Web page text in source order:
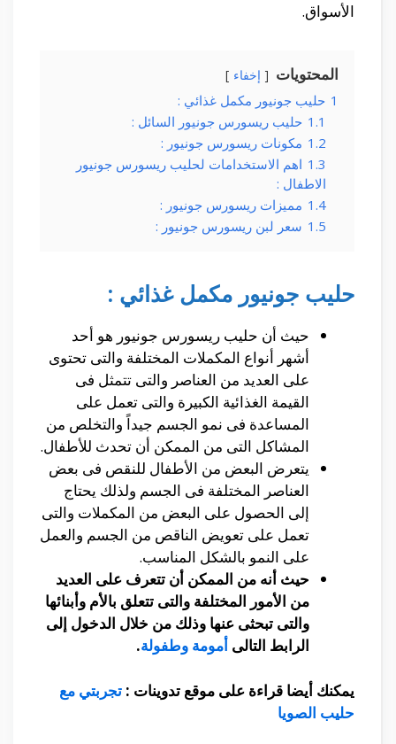
الأسواق.
المحتويات إخفاء
1 حليب جونيور مكمل غذائي :
1.1 حليب ريسورس جونيور السائل :
1.2 مكونات ريسورس جونيور :
1.3 اهم الاستخدامات لحليب ريسورس جونيور
الاطفال :
1.4 مميزات ريسورس جونيور :
1.5 سعر لبن ريسورس جونيور :
حليب جونيور مكمل غذائي :
حيث أن حليب ريسورس جونيور هو أحد
أشهر أنواع المكملات المختلفة والتى تحتوى
على العديد من العناصر والتى تتمثل فى
القيمة الغذائية الكبيرة والتى تعمل على
المساعدة فى نمو الجسم جيداً والتخلص من
المشاكل التى من الممكن أن تحدث للأطفال.
يتعرض البعض من الأطفال للنقص فى بعض
العناصر المختلفة فى الجسم ولذلك يحتاج
إلى الحصول على البعض من المكملات والتى
تعمل على تعويض الناقص من الجسم والعمل
على النمو بالشكل المناسب.
حيث أنه من الممكن أن تتعرف على العديد
من الأمور المختلفة والتى تتعلق بالأم وأبنائها
والتى تبحثى عنها وذلك من خلال الدخول إلى
الرابط التالى أمومة وطفولة.
يمكنك أيضا قراءة على موقع تدوينات : تجربتي مع
حليب الصويا